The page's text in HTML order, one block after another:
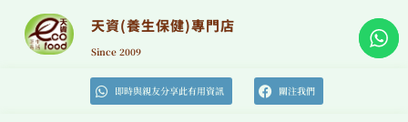
天資(養生保健)專門店
Since 2009
即時與親友分享此有用資訊 關注我們